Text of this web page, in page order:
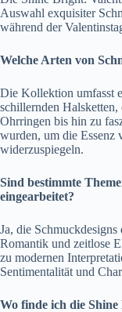
Auswahl exquisiter
während der
Welche Arten von
Die Kollektion umfasst
schillernden Halsketten,
Ohrringen bis hin zu
wurden, um die Essenz
widerzuspiegeln.
Sind bestimmte
eingearbeitet?
Ja, die
Romantik und zeitlose
zu modernen
Sentimentalität und
Wo finde ich die